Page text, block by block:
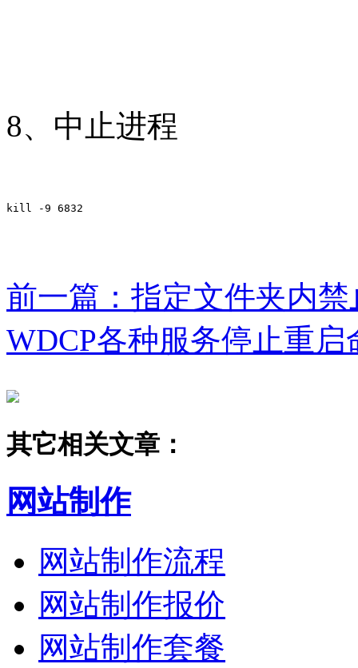
8、中止进程
kill -9 6832
前一篇：指定文件夹内禁
WDCP各种服务停止重启
其它相关文章：
网站制作
网站制作流程
网站制作报价
网站制作套餐